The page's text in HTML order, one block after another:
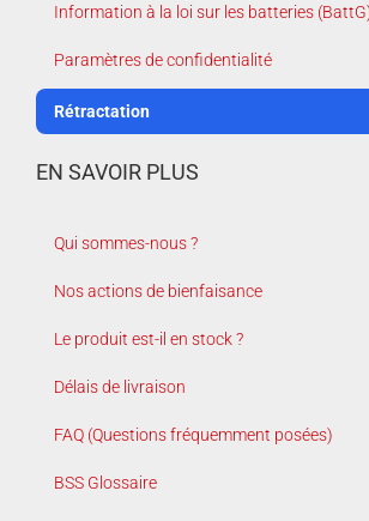
Information à la loi sur les batteries
Paramètres de confidentialité
Rétractation
EN SAVOIR PLUS
Qui sommes-nous ?
Nos actions de bienfaisance
Le produit est-il en stock ?
Délais de livraison
FAQ (Questions fréquemment posées)
BSS Glossaire